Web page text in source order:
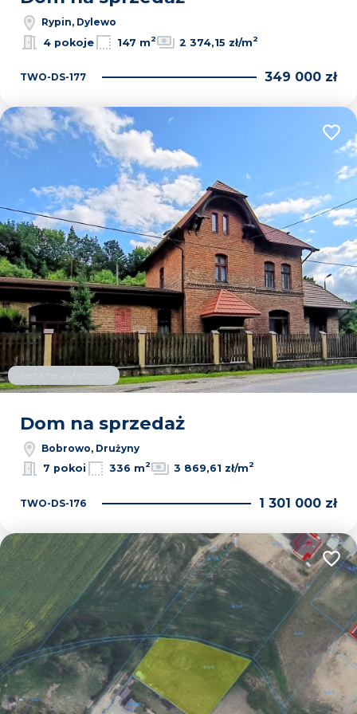
Rypin, Dylewo
4 pokoje
147 m2 2 374,15 zł/m2
TWO-DS-177 349 000 zł
Oferta na wyłączność
Dom na sprzedaż
Bobrowo, Drużyny
7 pokoi
336 m2 3 869,61 zł/m2
TWO-DS-176 1 301 000 zł